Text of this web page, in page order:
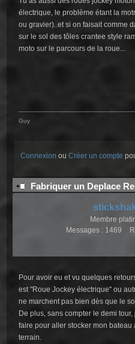
électrique, le problème étant la
ou gravier)..et si on faisait comme
sur le sol des tôles crantee style
moto sur le parcours de la roue...
Guy
Connexion ouCréer un compte
Fabriquer un Deplace
Membre
Messages : 1469
Pour avoir eu et vu quelques
est "Roue Jockey électrique" ou
ne marchent pas bien dès que le
De plus, sans compter le demi
faire pour aller stocker mon bateau
terrain.